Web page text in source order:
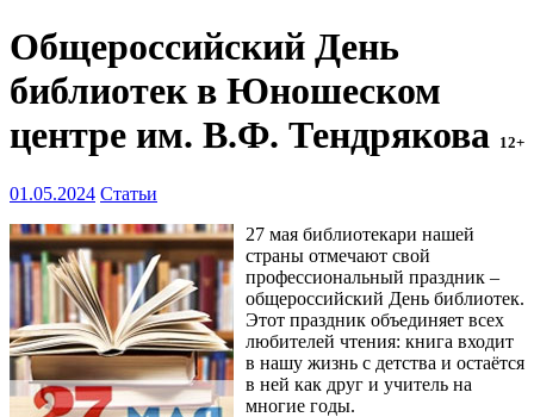
Общероссийский День
библиотек в Юношеском
центре им. В.Ф. Тендрякова 12+
01.05.2024 Статьи
27 мая библиотекари нашей
страны отмечают свой
профессиональный праздник –
общероссийский День библиотек.
Этот праздник объединяет всех
любителей чтения: книга входит
в нашу жизнь с детства и остаётся
в ней как друг и учитель на
многие годы.